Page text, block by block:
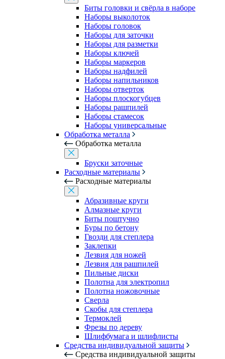
Биты головки и свёрла в наборе
Наборы выколоток
Наборы головок
Наборы для заточки
Наборы для разметки
Наборы ключей
Наборы маркеров
Наборы надфилей
Наборы напильников
Наборы отверток
Наборы плоскогубцев
Наборы рашпилей
Наборы стамесок
Наборы универсальные
Обработка металла
Обработка металла
Бруски заточные
Расходные материалы
Расходные материалы
Абразивные круги
Алмазные круги
Биты поштучно
Буры по бетону
Гвозди для степлера
Заклепки
Лезвия для ножей
Лезвия для рашпилей
Пильные диски
Полотна для электропил
Полотна ножовочные
Сверла
Скобы для степлера
Термоклей
Фрезы по дереву
Шлифбумага и шлифлисты
Средства индивидуальной защиты
Средства индивидуальной защиты